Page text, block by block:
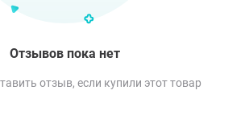
Отзывов пока нет
отзыв, если купили этот товар